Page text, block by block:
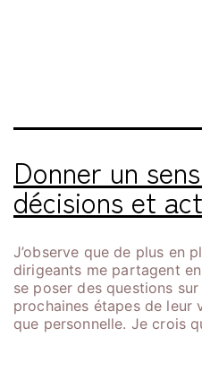
Donner un
décisions et
J’observe que de plus en
dirigeants me partagent
se poser des questions
prochaines étapes de leur
que personnelle. Je crois